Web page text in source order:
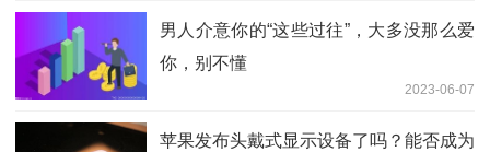
男人介意你的“这些过往”，大多没那么爱
你，别不懂
2023-06-07
苹果发布头戴式显示设备了吗？能否成为